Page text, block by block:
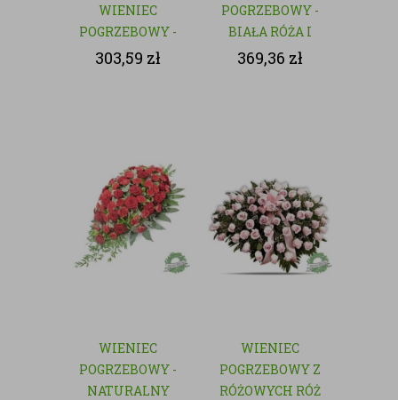
WIENIEC
POGRZEBOWY -
NATURALNY
303,59 zł
POGRZEBOWY -
BIAŁA RÓŻA I
GOŹDZIK
369,36 zł
WIENIEC
POGRZEBOWY -
NATURALNY
WIENIEC
POGRZEBOWY Z
RÓŻOWYCH RÓŻ